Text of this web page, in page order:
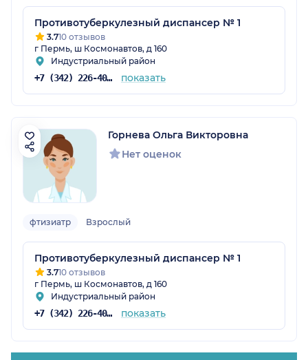
Противотуберкулезный диспансер № 1
3.710 отзывов
г Пермь, ш Космонавтов, д 160
Индустриальный район
+7 (342) 226-40-14 показать
Горнева Ольга Викторовна
Нет оценок
фтизиатр Взрослый
Противотуберкулезный диспансер № 1
3.710 отзывов
г Пермь, ш Космонавтов, д 160
Индустриальный район
+7 (342) 226-40-14 показать